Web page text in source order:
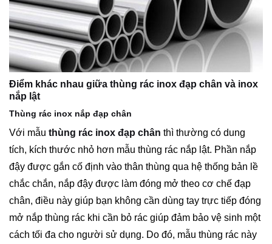
Điểm khác nhau giữa thùng rác inox đạp chân và inox
nắp lật
Thùng rác inox nắp đạp chân
Với mẫu thùng rác inox đạp chân thì thường có dung
tích, kích thước nhỏ hơn mẫu thùng rác nắp lật. Phần nắp
đậy được gắn cố định vào thân thùng qua hệ thống bản lề
chắc chắn, nắp đậy được làm đóng mở theo cơ chế đạp
chân, điều này giúp bạn không cần dùng tay trực tiếp đóng
mở nắp thùng rác khi cần bỏ rác giúp đảm bảo vệ sinh một
cách tối đa cho người sử dụng. Do đó, mẫu thùng rác này